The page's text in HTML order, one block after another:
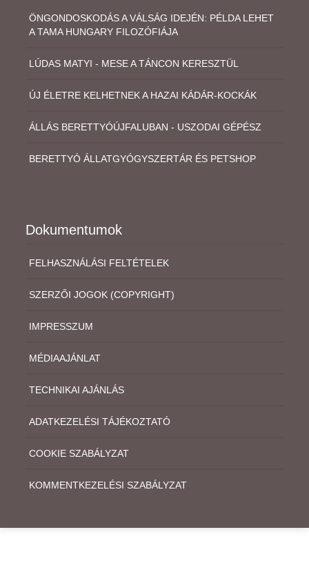
ÖNGONDOSKODÁS A VÁLSÁG IDEJÉN: PÉLDA LEHET
A TAMA HUNGARY FILOZÓFIÁJA
LÚDAS MATYI - MESE A TÁNCON KERESZTÜL
ÚJ ÉLETRE KELHETNEK A HAZAI KÁDÁR-KOCKÁK
ÁLLÁS BERETTYÓÚJFALUBAN - USZODAI GÉPÉSZ
BERETTYÓ ÁLLATGYÓGYSZERTÁR ÉS PETSHOP
Dokumentumok
FELHASZNÁLÁSI FELTÉTELEK
SZERZŐI JOGOK (COPYRIGHT)
IMPRESSZUM
MÉDIAAJÁNLAT
TECHNIKAI AJÁNLÁS
ADATKEZELÉSI TÁJÉKOZTATÓ
COOKIE SZABÁLYZAT
KOMMENTKEZELÉSI SZABÁLYZAT